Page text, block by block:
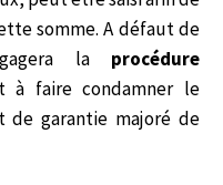
somme. A défaut de
la procédure
à faire condamner le
garantie majoré de